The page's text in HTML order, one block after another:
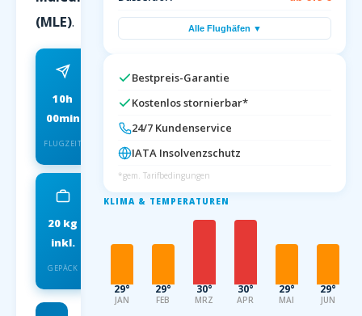
(MLE).
10h
00min
FLUGZEIT
ab 599 EUR
FRÜHBUCHER P.P.
20 kg
inkl.
GEPÄCK
INSOLVENZSCHUTZ
Alle Flughäfen ▼
Bestpreis-Garantie
Kostenlos stornierbar*
24/7 Kundenservice
IATA Insolvenzschutz
*gem. Tarifbedingungen
KLIMA & TEMPERATUREN
29°
JAN
29°
FEB
30°
MRZ
30°
APR
29°
MAI
29°
JUN